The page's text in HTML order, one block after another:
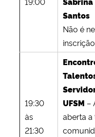
Santos
Não é
19:30
às
21:30
UFSM –
aberta a